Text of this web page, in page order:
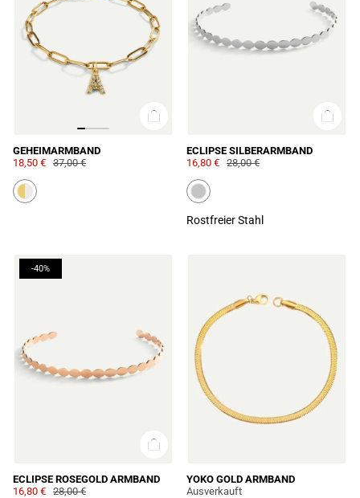
GEHEIMARMBAND
18,50 € 37,00 €
ECLIPSE SILBERARMBAND
16,80 € 28,00 €
Rostfreier Stahl
-40%
ECLIPSE ROSEGOLD ARMBAND
16,80 € 28,00 €
YOKO GOLD ARMBAND
Ausverkauft